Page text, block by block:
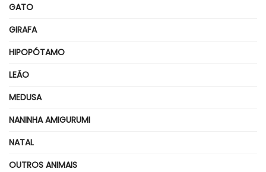
GATO
GIRAFA
HIPOPÓTAMO
LEÃO
MEDUSA
NANINHA AMIGURUMI
NATAL
OUTROS ANIMAIS